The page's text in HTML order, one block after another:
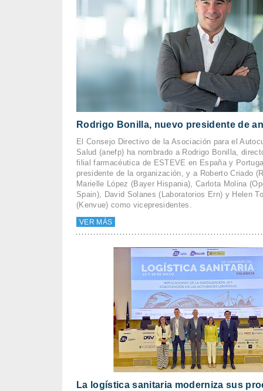
Rodrigo Bonilla, nuevo presidente de
El Consejo Directivo de la Asociación para el
Salud (anefp) ha nombrado a Rodrigo Bonilla,
filial farmacéutica de ESTEVE en España y
presidente de la organización, y a Roberto Criado
Marielle López (Bayer Hispania), Carlota Molina
Spain), David Solanes (Laboratorios Ern) y Helen
(Kenvue) como vicepresidentes.
VER MÁS
La logística sanitaria moderniza sus